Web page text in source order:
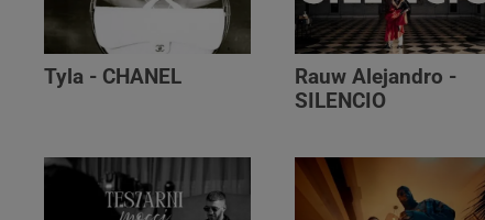
Tyla - CHANEL
Rauw Alejandro -
SILENCIO